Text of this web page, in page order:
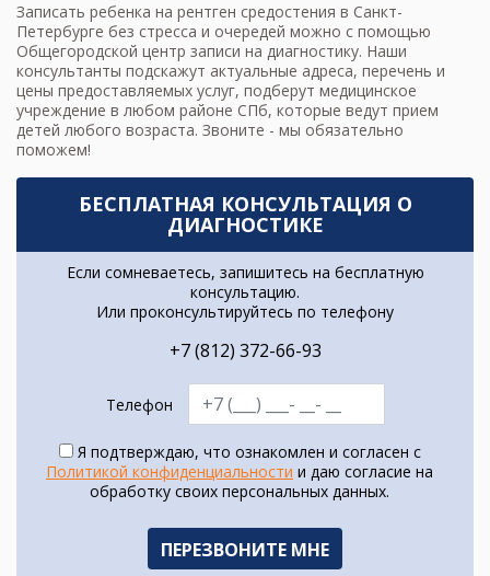
Записать ребенка на рентген средостения в Санкт-
Петербурге без стресса и очередей можно с помощью
Общегородской центр записи на диагностику. Наши
консультанты подскажут актуальные адреса, перечень и
цены предоставляемых услуг, подберут медицинское
учреждение в любом районе СПб, которые ведут прием
детей любого возраста. Звоните - мы обязательно
поможем!
БЕСПЛАТНАЯ КОНСУЛЬТАЦИЯ О
ДИАГНОСТИКЕ
Если сомневаетесь, запишитесь на бесплатную
консультацию.
Или проконсультируйтесь по телефону
+7 (812) 372-66-93
Телефон
Я подтверждаю, что ознакомлен и согласен с
Политикой конфиденциальности и даю согласие на
обработку своих персональных данных.